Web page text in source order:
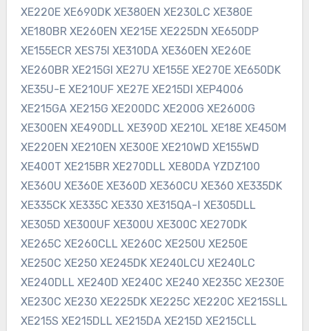
XE220E XE690DK XE380EN XE230LC XE380E
XE180BR XE260EN XE215E XE225DN XE650DP
XE155ECR XES75I XE310DA XE360EN XE260E
XE260BR XE215GI XE27U XE155E XE270E XE650DK
XE35U-E XE210UF XE27E XE215DI XEP4006
XE215GA XE215G XE200DC XE200G XE2600G
XE300EN XE490DLL XE390D XE210L XE18E XE450M
XE220EN XE210EN XE300E XE210WD XE155WD
XE400T XE215BR XE270DLL XE80DA YZDZ100
XE360U XE360E XE360D XE360CU XE360 XE335DK
XE335CK XE335C XE330 XE315QA-Ⅰ XE305DLL
XE305D XE300UF XE300U XE300C XE270DK
XE265C XE260CLL XE260C XE250U XE250E
XE250C XE250 XE245DK XE240LCU XE240LC
XE240DLL XE240D XE240C XE240 XE235C XE230E
XE230C XE230 XE225DK XE225C XE220C XE215SLL
XE215S XE215DLL XE215DA XE215D XE215CLL